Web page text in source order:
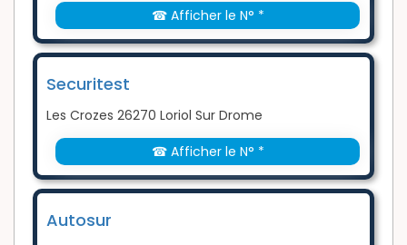
☎ Afficher le N° *
Securitest
Les Crozes 26270 Loriol Sur Drome
☎ Afficher le N° *
Autosur